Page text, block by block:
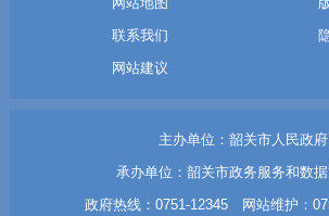
联系我们
网站建议
主办单位：韶关市人民政府
承办单位：韶关市政务服务和数
政府热线：0751-12345 网站维护：